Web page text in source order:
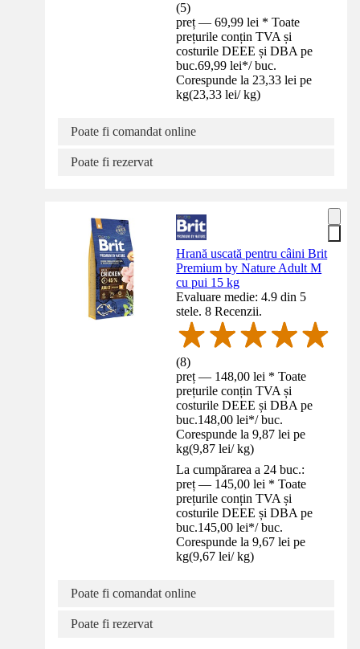
(5)
preț — 69,99 lei * Toate
prețurile conțin TVA și
costurile DEEE și DBA pe
buc.69,99 lei*/ buc.
Corespunde la 23,33 lei pe
kg(23,33 lei/ kg)
Poate fi comandat online
Poate fi rezervat
Hrană uscată pentru câini Brit
Premium by Nature Adult M
cu pui 15 kg
Evaluare medie: 4.9 din 5
stele. 8 Recenzii.
(8)
preț — 148,00 lei * Toate
prețurile conțin TVA și
costurile DEEE și DBA pe
buc.148,00 lei*/ buc.
Corespunde la 9,87 lei pe
kg(9,87 lei/ kg)
La cumpărarea a 24 buc.:
preț — 145,00 lei * Toate
prețurile conțin TVA și
costurile DEEE și DBA pe
buc.145,00 lei*/ buc.
Corespunde la 9,67 lei pe
kg(9,67 lei/ kg)
Poate fi comandat online
Poate fi rezervat